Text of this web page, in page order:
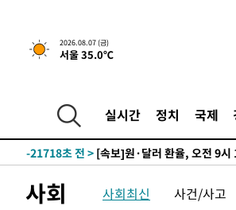
2026.08.07 (금)
서울 35.0℃
실시간 정치 국제
-24375초 전 >[속보]'300억원대 사기 혐의'
-23569초 전 >"미 전국적 살모네라 식중독
-21963초 전 >
[속보]합수본, '투표율 허위
압수수색
-21718초 전 >
-21514초 전 > [속보]삼성전자·SK하이닉스
-21468초 전 >
[속보]코스피, 6300선 재탈
사회 사회최신 사건/사고